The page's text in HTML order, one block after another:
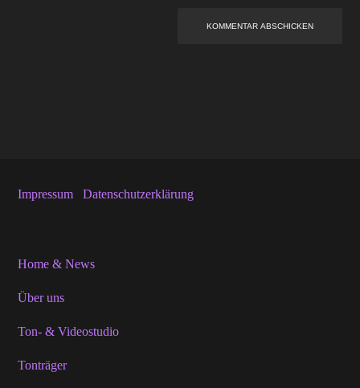
Impressum Datenschutzerklärung
Home & News
Über uns
Ton- & Videostudio
Tonträger